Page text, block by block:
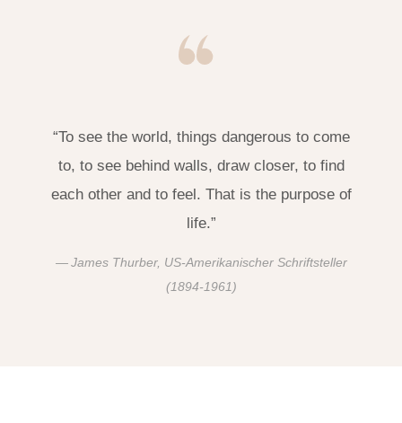
“To see the world, things dangerous to come
to, to see behind walls, draw closer, to find
each other and to feel. That is the purpose of
life.”
James Thurber, US-Amerikanischer Schriftsteller
(1894-1961)